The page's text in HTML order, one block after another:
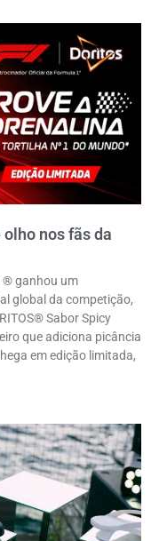
olho nos fãs da
ganhou um
global da competição,
Sabor Spicy
que adiciona picância
em edição limitada,